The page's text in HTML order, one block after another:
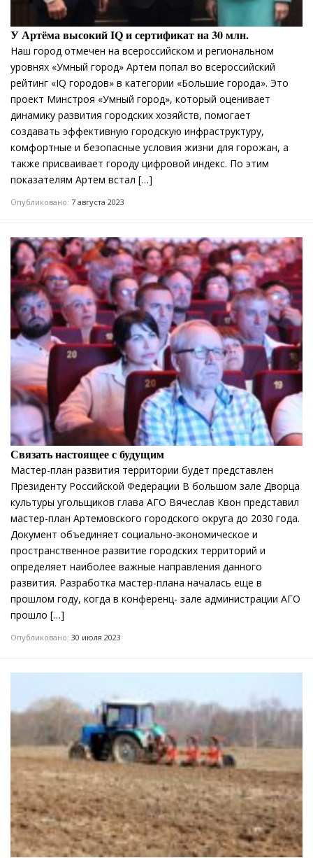
У Артёма высокий IQ и сертификат на 30 млн.
Наш город отмечен на всероссийском и региональном
уровнях «Умный город» Артем попал во всероссийский
рейтинг «IQ городов» в категории «Большие города». Это
проект Минстроя «Умный город», который оценивает
динамику развития городских хозяйств, помогает
создавать эффективную городскую инфраструктуру,
комфортные и безопасные условия жизни для горожан, а
также присваивает городу цифровой индекс. По этим
показателям Артем встал […]
Опубликовано: 7 августа 2023
Связать настоящее с будущим
Мастер-план развития территории будет представлен
Президенту Российской Федерации В большом зале Дворца
культуры угольщиков глава АГО Вячеслав Квон представил
мастер-план Артемовского городского округа до 2030 года.
Документ объединяет социально-экономическое и
пространственное развитие городских территорий и
определяет наиболее важные направления данного
развития. Разработка мастер-плана началась еще в
прошлом году, когда в конференц- зале администрации АГО
прошло […]
Опубликовано: 30 июля 2023